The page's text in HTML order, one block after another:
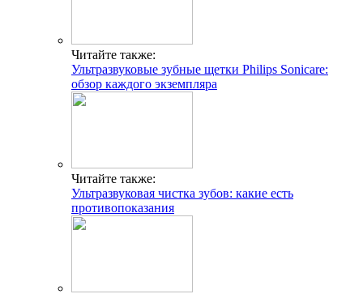
Читайте также:
Ультразвуковые зубные щетки Philips Sonicare:
обзор каждого экземпляра
Читайте также:
Ультразвуковая чистка зубов: какие есть
противопоказания